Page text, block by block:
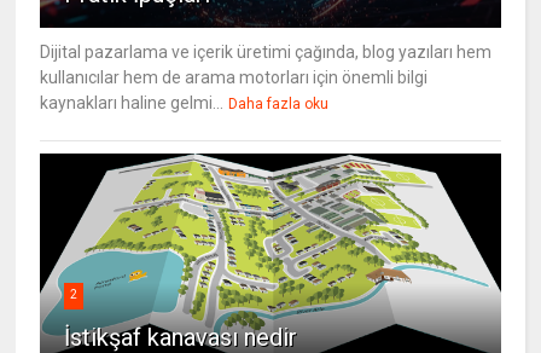
Dijital pazarlama ve içerik üretimi çağında, blog yazıları hem
kullanıcılar hem de arama motorları için önemli bilgi
kaynakları haline gelmi...
Daha fazla oku
2
İstikşaf kanavası nedir